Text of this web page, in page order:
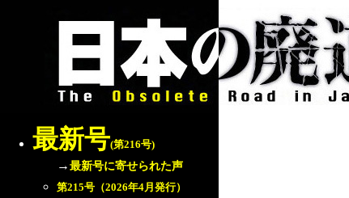
最新号(第216号)
→最新号に寄せられた声
第215号（2026年4月発行）